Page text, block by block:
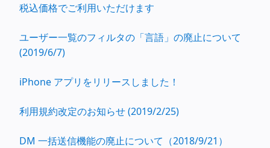
税込価格でご利用いただけます
ユーザー一覧のフィルタの「言語」の廃止について
(2019/6/7)
iPhone アプリをリリースしました！
利用規約改定のお知らせ (2019/2/25)
DM 一括送信機能の廃止について（2018/9/21）